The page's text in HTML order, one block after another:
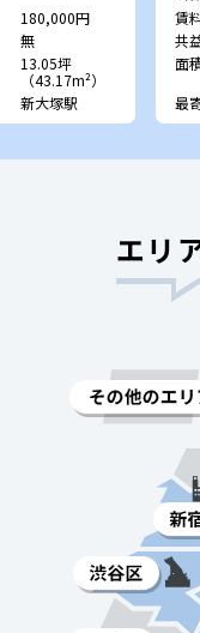
180,000円
無
13.05坪
（43.17m²）
新大塚駅
賃
共
面
最
エリ